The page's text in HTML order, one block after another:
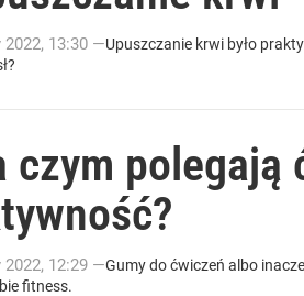
2022, 13:30 —Upuszczanie krwi było
czym polegają
2022, 12:29 —Gumy do ćwiczeń albo
fitness.